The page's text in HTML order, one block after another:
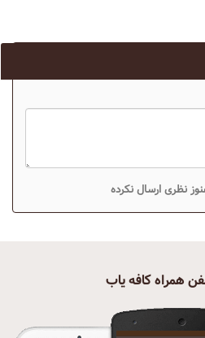
نظری ارسال نکرده
همراه کافه یاب